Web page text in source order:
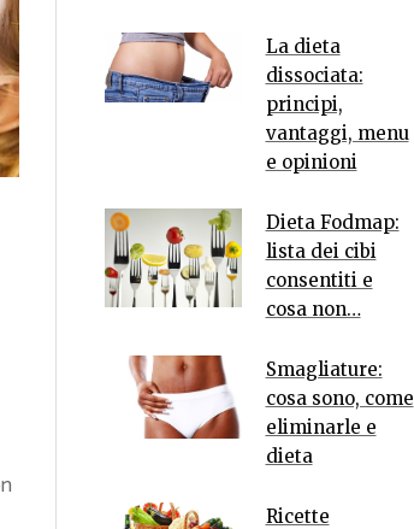
La dieta
dissociata:
principi,
vantaggi, menu
e opinioni
Dieta Fodmap:
lista dei cibi
consentiti e
cosa non…
Smagliature:
cosa sono, come
eliminarle e
dieta
Ricette